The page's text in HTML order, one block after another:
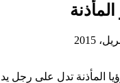
المأذنة تدل على رجل